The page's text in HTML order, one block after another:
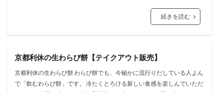
続きを読む
京都利休の生わらび餅【テイクアウト販売】
京都利休の生わらび餅 わらび餅でも、今秘かに流行りだしている人よん
で「飲むわらび餅」です。 冷たくとろける新しい食感を楽しんでいただ